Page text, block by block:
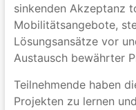
sinkenden Akzeptanz
Mobilitätsangebote,
Lösungsansätze vor
Austausch bewährter
Teilnehmende haben
Projekten zu lernen